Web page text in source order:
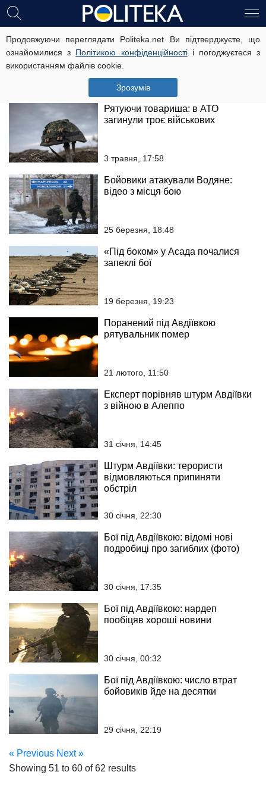
Продовжуючи переглядати Politeka.net Ви підтверджуєте, що
ознайомилися з Політикою конфіденційностіі погоджуєтеся з
використанням файлів cookie.
Зрозумів
Армія Асада пройшлася
“перемир’ям” по сирійським
містам
6 травня, 17:22
Рятуючи товариша: в АТО
загинули троє військових
3 травня, 17:58
Бойовики атакували Водяне:
відео з місця бою
25 березня, 18:48
«Під боком» у Асада почалися
запеклі бої
19 березня, 19:23
Поранений під Авдіївкою
рятувальник помер
21 лютого, 11:50
Експерт порівняв штурм Авдіївки
з війною в Алеппо
31 січня, 14:45
Штурм Авдіївки: терористи
відмовляються припиняти
обстріл
30 січня, 22:30
Бої під Авдіївкою: відомі нові
подробиці про загиблих (фото)
30 січня, 17:35
Бої під Авдіївкою: нардеп
пообіцяв хороші новини
30 січня, 00:32
Бої під Авдіївкою: число втрат
бойовиків йде на десятки
29 січня, 22:19
« Previous Next »
Showing 51 to 60 of62 results